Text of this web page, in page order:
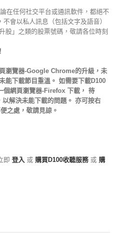
在任何社交平台或通訊軟件，都絕不
會以私人訊息（包括文字及語音）
股」之類的股票號碼，敬請各位時刻
瀏覽器-Google Chrome的升級，未
能下載節目重溫。 如需要下載D100
個網頁瀏覽器-Firefox 下載， 待
解決未能下載的問題。 亦可按右
之處，敬請見諒。
即 登入 或 購買D100收聽服務 或 購